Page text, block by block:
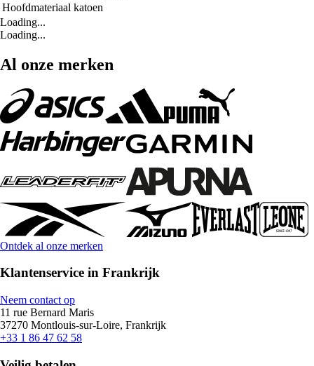
Hoofdmateriaal katoen
Loading...
Loading...
Al onze merken
Ontdek al onze merken
Klantenservice in Frankrijk
Neem contact op
11 rue Bernard Maris
37270 Montlouis-sur-Loire, Frankrijk
+33 1 86 47 62 58